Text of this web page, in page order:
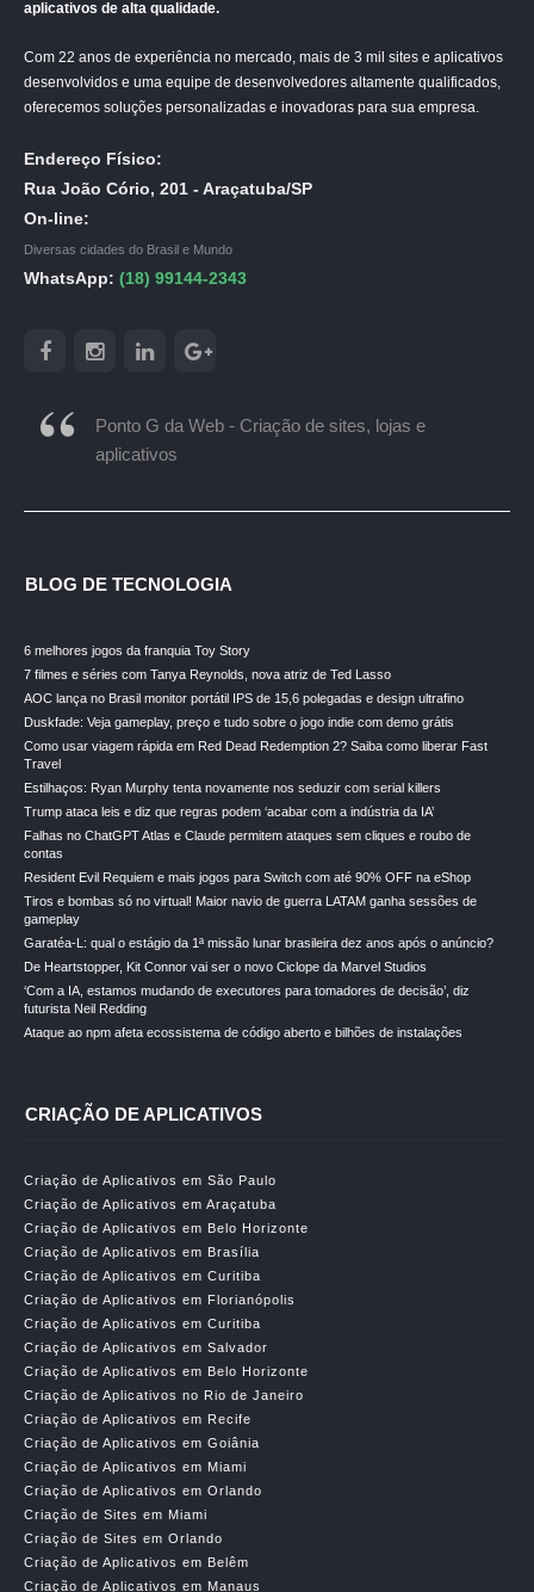
aplicativos de alta qualidade.
Com 22 anos de experiência no mercado, mais de 3 mil sites e aplicativos
desenvolvidos e uma equipe de desenvolvedores altamente qualificados,
oferecemos soluções personalizadas e inovadoras para sua empresa.
Endereço Físico:
Rua João Cório, 201 - Araçatuba/SP
On-line:
Diversas cidades do Brasil e Mundo
WhatsApp: (18) 99144-2343
Ponto G da Web - Criação de sites, lojas e
aplicativos
BLOG DE TECNOLOGIA
6 melhores jogos da franquia Toy Story
7 filmes e séries com Tanya Reynolds, nova atriz de Ted Lasso
AOC lança no Brasil monitor portátil IPS de 15,6 polegadas e design ultrafino
Duskfade: Veja gameplay, preço e tudo sobre o jogo indie com demo grátis
Como usar viagem rápida em Red Dead Redemption 2? Saiba como liberar Fast
Travel
Estilhaços: Ryan Murphy tenta novamente nos seduzir com serial killers
Trump ataca leis e diz que regras podem ‘acabar com a indústria da IA’
Falhas no ChatGPT Atlas e Claude permitem ataques sem cliques e roubo de
contas
Resident Evil Requiem e mais jogos para Switch com até 90% OFF na eShop
Tiros e bombas só no virtual! Maior navio de guerra LATAM ganha sessões de
gameplay
Garatéa-L: qual o estágio da 1ª missão lunar brasileira dez anos após o anúncio?
De Heartstopper, Kit Connor vai ser o novo Ciclope da Marvel Studios
‘Com a IA, estamos mudando de executores para tomadores de decisão’, diz
futurista Neil Redding
Ataque ao npm afeta ecossistema de código aberto e bilhões de instalações
CRIAÇÃO DE APLICATIVOS
Criação de Aplicativos em São Paulo
Criação de Aplicativos em Araçatuba
Criação de Aplicativos em Belo Horizonte
Criação de Aplicativos em Brasília
Criação de Aplicativos em Curitiba
Criação de Aplicativos em Florianópolis
Criação de Aplicativos em Curitiba
Criação de Aplicativos em Salvador
Criação de Aplicativos em Belo Horizonte
Criação de Aplicativos no Rio de Janeiro
Criação de Aplicativos em Recife
Criação de Aplicativos em Goiânia
Criação de Aplicativos em Miami
Criação de Aplicativos em Orlando
Criação de Sites em Miami
Criação de Sites em Orlando
Criação de Aplicativos em Belêm
Criação de Aplicativos em Manaus